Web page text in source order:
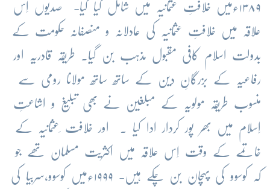
۱۳۸۹ءمیں خلافتِ عثمانیہ میں شامل کیا گیا- صدیوں اِس
علاقہ میں خلافتِ عثمانیہ کی عادلانہ و منصفانہ حکومت کے
بدولت اسلام کافی مقبول مذہب بن گیا۔ طریقہ قادریہ اور
رفاعیہ کے بزرگانِ دین کے ساتھ ساتھ مولانا رومی سے
منسوب طریقہ مولویہ کے مبلغین نے بھی تبلیغ و اشاعتِ
اِسلام میں بھر پور کردار ادا کیا ۔ اور خلافت ِعثمانیہ کے
خاتمے کے وقت اِس علاقہ میں اکثریت مسلمان تھے جو
کہ کوسوو کی پہچان بن چکے ہیں- ۱۹۹۹ءمیں کوسوو،سربیا کی